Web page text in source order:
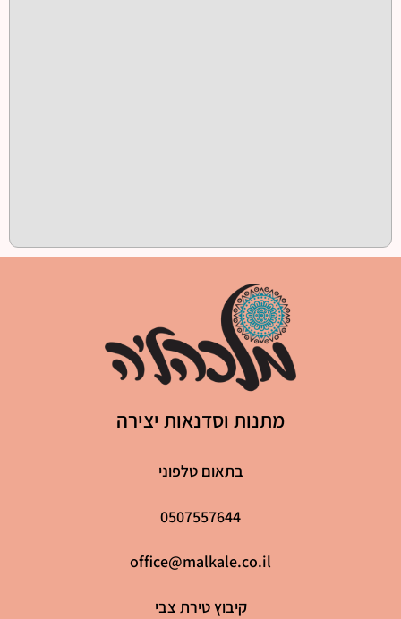
מתנות וסדנאות יצירה
בתאום טלפוני
0507557644
office@malkale.co.il
קיבוץ טירת צבי